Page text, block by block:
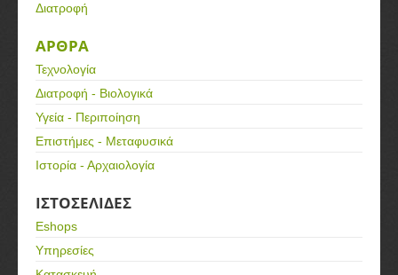
Διατροφή
ΑΡΘΡΑ
Τεχνολογία
Διατροφή - Βιολογικά
Υγεία - Περιποίηση
Επιστήμες - Μεταφυσικά
Ιστορία - Αρχαιολογία
ΙΣΤΟΣΕΛΙΔΕΣ
Eshops
Υπηρεσίες